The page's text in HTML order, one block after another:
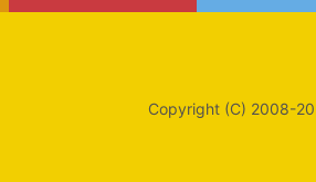
Copyright (C) 2008-